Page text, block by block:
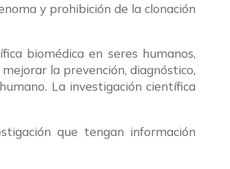
y prohibición de la clonación
biomédica en seres humanos,
la prevención, diagnóstico,
La investigación científica
que tengan información